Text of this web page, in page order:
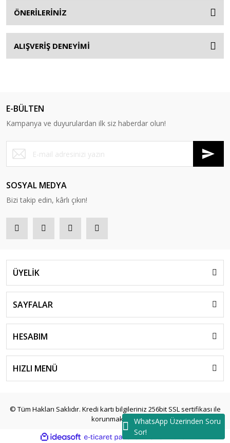
WhatsApp Üzerinden Soru
Sor!
ÖNERİLERİNİZ
ALIŞVERİŞ DENEYİMİ
E-BÜLTEN
Kampanya ve duyurulardan ilk siz haberdar olun!
SOSYAL MEDYA
Bizi takip edin, kârlı çıkın!
ÜYELİK
SAYFALAR
HESABIM
HIZLI MENÜ
© Tüm Hakları Saklıdır. Kredi kartı bilgileriniz 256bit SSL sertifikası ile
korunmaktadır.
ideasoft e-